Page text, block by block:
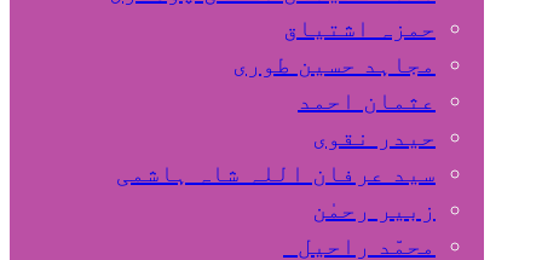
حمزہ اشتیاق
مجاہد حسین طوری
عثمان احمد
حیدر نقوی
سید عرفان اللہ شاہ ہاشمی
زبیر رحمٰن
محمّد راحیل